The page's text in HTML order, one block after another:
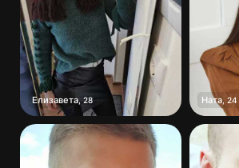
Елизавета,28 Ната, 24